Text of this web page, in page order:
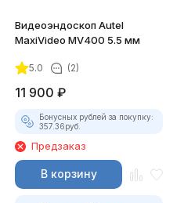
Видеоэндоскоп Autel
MaxiVideo MV400 5.5 мм
5.0 (2)
11 900 ₽
Бонусных рублей за покупку:
357.36руб.
Предзаказ
В корзину